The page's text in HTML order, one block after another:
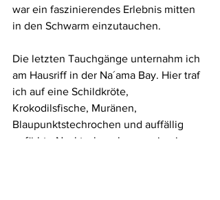
war ein faszinierendes Erlebnis mitten
in den Schwarm einzutauchen.
Die letzten Tauchgänge unternahm ich
am Hausriff in der Na´ama Bay. Hier traf
ich auf eine Schildkröte,
Krokodilsfische, Muränen,
Blaupunktstechrochen und auffällig
gefärbte Nacktschnecken sowie einen